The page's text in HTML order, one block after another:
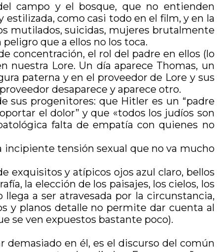
campo y el bosque, que no entienden
como casi todo en el film, y en la
mutilados, suicidas, mujeres brutalmente
que a ellos no los toca.
concentración, el rol del padre en ellos (lo
Lore. Un día aparece Thomas, un
paterna y en el proveedor de Lore y sus
desaparece y aparece otro.
sus progenitores: que Hitler es un “padre
el dolor” y que «todos los judíos son
falta de empatía con quienes no
incipiente tensión sexual que no va mucho
exquisitos y atípicos ojos azul claro, bellos
la elección de los paisajes, los cielos, los
a ser atravesada por la circunstancia,
y planos detalle no permite dar cuenta al
se ven expuestos bastante poco).
en él, es el discurso del común